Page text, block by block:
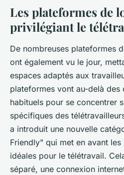
Les plateformes de
privilégiant le
De nombreuses plateformes
ont également vu le jour,
espaces adaptés aux
plateformes vont au-delà des
habituels pour se concentrer
spécifiques des
a introduit une nouvelle
Friendly" qui met en avant
idéales pour le télétravail.
séparé, une connexion